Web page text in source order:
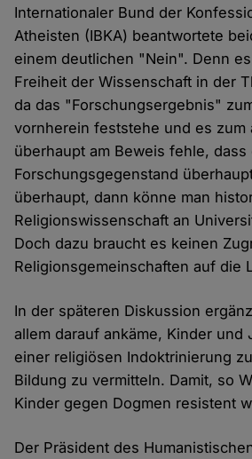
Internationaler Bund der
Atheisten (IBKA) beantwortete
einem deutlichen "Nein". Denn
Freiheit der Wissenschaft in der
da das "Forschungsergebnis"
vornherein feststehe und es zum
überhaupt am Beweis fehle, dass
Forschungsgegenstand
überhaupt, dann könne man
Religionswissenschaft an
Doch dazu braucht es keinen
Religionsgemeinschaften auf die
In der späteren Diskussion
allem darauf ankäme, Kinder und
einer religiösen Indoktrinierung
Bildung zu vermitteln. Damit, so
Kinder gegen Dogmen resistent
Der Präsident des